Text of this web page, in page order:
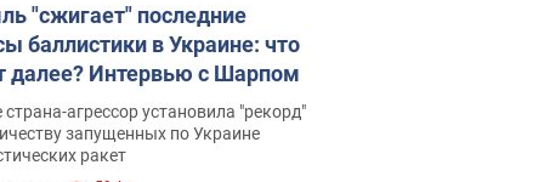
"сжигает" последние
баллистики в Украине: что
далее? Интервью с Шарпом
агрессор установила "рекорд"
запущенных по Украине
ракет